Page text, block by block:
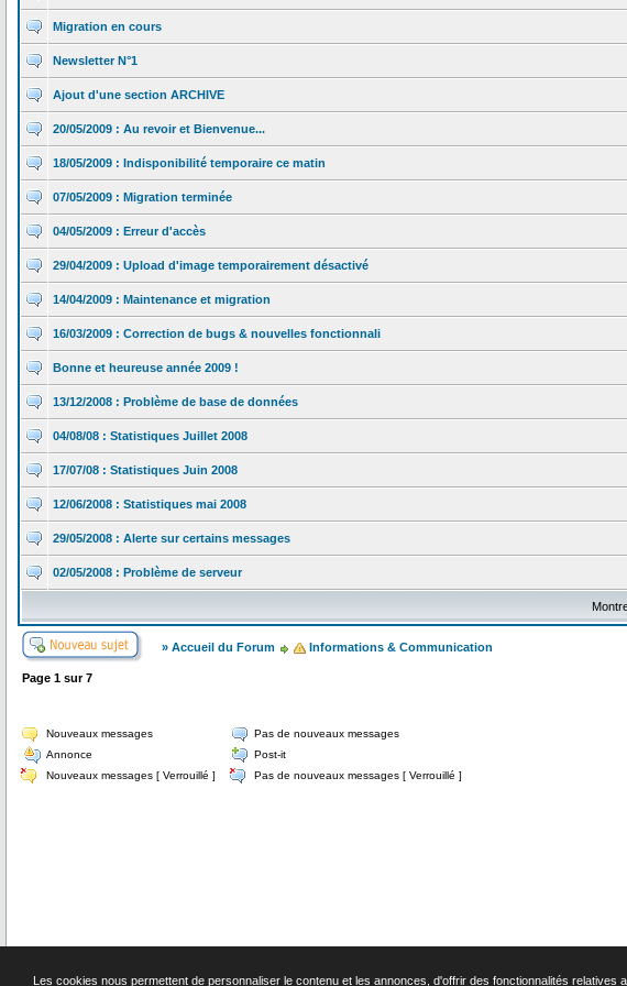
Les cookies nous permettent de personnaliser le contenu et les annonces, d'offrir des fonctionnalités
Migration en cours
Newsletter N°1
Ajout d'une section ARCHIVE
20/05/2009 : Au revoir et Bienvenue...
18/05/2009 : Indisponibilité temporaire ce matin
07/05/2009 : Migration terminée
04/05/2009 : Erreur d'accès
29/04/2009 : Upload d'image temporairement désactivé
14/04/2009 : Maintenance et migration
16/03/2009 : Correction de bugs & nouvelles fonctionnali
Bonne et heureuse année 2009 !
13/12/2008 : Problème de base de données
04/08/08 : Statistiques Juillet 2008
17/07/08 : Statistiques Juin 2008
12/06/2008 : Statistiques mai 2008
29/05/2008 : Alerte sur certains messages
02/05/2008 : Problème de serveur
» Accueil du Forum Informations & Communication
Page 1 sur7
Nouveaux messages
Pas de nouveaux messages
Annonce
Post-it
Nouveaux messages [ Verrouillé ]
Pas de nouveaux messages [ Verrouillé ]